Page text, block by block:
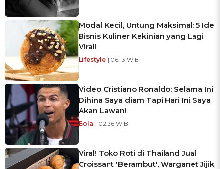
Modal Kecil, Untung Maksimal: 5 Ide
Bisnis Kuliner Kekinian yang Lagi
Viral!
Lifestyle | 06:13 WIB
Video Cristiano Ronaldo: Selama Ini
Dihina Saya diam Tapi Hari Ini Saya
Akan Lawan!
Bola | 02:36 WIB
Viral! Toko Roti di Thailand Jual
Croissant 'Berambut', Warganet Jijik